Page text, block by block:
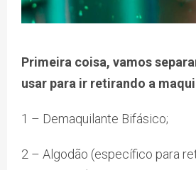
Primeira coisa, vamos
usar para ir retirando a
1 – Demaquilante Bifásico;
2 – Algodão (específico para